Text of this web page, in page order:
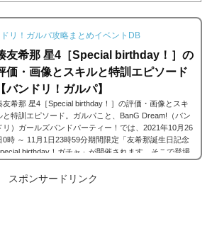
リ！ガルパ攻略まとめイベントDB
友希那 星4［Special birthday！］の
価・画像とスキルと特訓エピソード
【バンドリ！ガルパ】
友希那 星4［Special birthday！］の評価・画像とスキ
と特訓エピソード。ガルパこと、BanG Dream!（バン
リ）ガールズバンドパーティー！では、2021年10月26
0時 ～ 11月1日23時59分期間限定「友希那誕生日記念
birthday！ガチャ」が開催されます。そこで登場
pecial birthday！］の画像と特技と評価のまとめです。湊
スポンサードリンク